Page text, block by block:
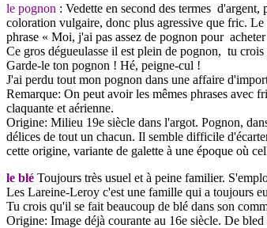
le pognon : Vedette en second des termes
coloration vulgaire, donc plus agressive que fric.
phrase « Moi, j'ai pas assez de pognon pour
Ce gros dégueulasse il est plein de pognon, tu
Garde-le ton pognon ! Hé, peigne-cul !
J'ai perdu tout mon pognon dans une affaire
Remarque: On peut avoir les mêmes phrases avec
claquante et aérienne.
Origine: Milieu 19e siècle dans l'argot. Pognon,
délices de tout un chacun. Il semble difficile
cette origine, variante de galette à une époque où
le blé Toujours très usuel et à peine familier.
Les Lareine-Leroy c'est une famille qui a toujours
Tu crois qu'il se fait beaucoup de blé dans son
Origine: Image déjà courante au 16e siècle. De